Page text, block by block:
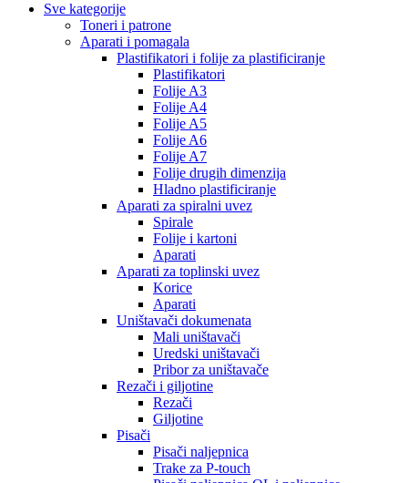
Sve kategorije
Toneri i patrone
Aparati i pomagala
Plastifikatori i folije za plastificiranje
Plastifikatori
Folije A3
Folije A4
Folije A5
Folije A6
Folije A7
Folije drugih dimenzija
Hladno plastificiranje
Aparati za spiralni uvez
Spirale
Folije i kartoni
Aparati
Aparati za toplinski uvez
Korice
Aparati
Uništavači dokumenata
Mali uništavači
Uredski uništavači
Pribor za uništavače
Rezači i giljotine
Rezači
Giljotine
Pisači
Pisači naljepnica
Trake za P-touch